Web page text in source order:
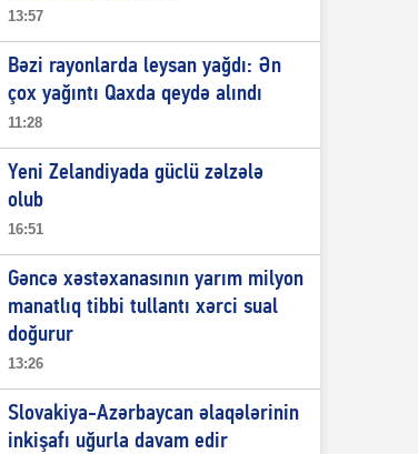
13:57
Bəzi rayonlarda leysan yağdı: Ən
çox yağıntı Qaxda qeydə alındı
11:28
Yeni Zelandiyada güclü zəlzələ
olub
16:51
Gəncə xəstəxanasının yarım milyon
manatlıq tibbi tullantı xərci sual
doğurur
13:26
Slovakiya-Azərbaycan əlaqələrinin
inkişafı uğurla davam edir